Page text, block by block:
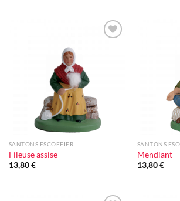
SANTONS ESCOFFIER
Fileuse assise
13,80€
SANTONS
Mendiant
13,80€